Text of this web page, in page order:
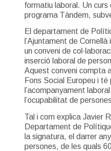
formatiu laboral. Un curs
programa Tàndem,
El departament de
l’Ajuntament de
un conveni de
inserció laboral de
Aquest conveni compta
Fons Social Europeu i té
l’acompanyament
l’ocupabilitat de
Tal i com explica Javier
Departament de
la signatura, el darrer
persones, de les quals